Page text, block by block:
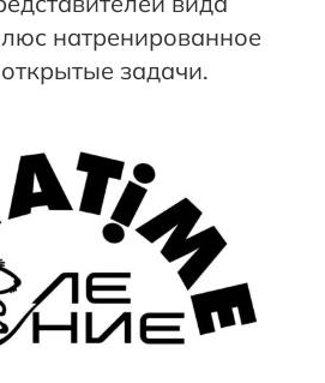
натренированное
задачи.